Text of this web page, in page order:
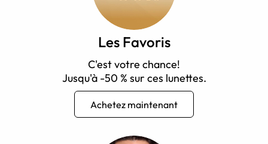
Les Favoris
C'est votre chance!
Jusqu'à -50 % sur ces lunettes.
Achetez maintenant